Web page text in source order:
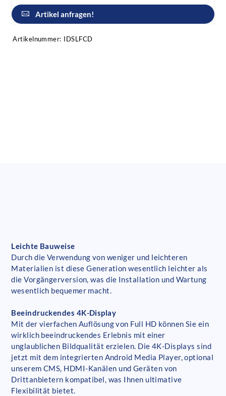
Artikel anfragen!
Artikelnummer: IDSLFCD
Leichte Bauweise
Durch die Verwendung von weniger und leichteren
Materialien ist diese Generation wesentlich leichter als
die Vorgängerversion, was die Installation und Wartung
wesentlich bequemer macht.
Beeindruckendes 4K-Display
Mit der vierfachen Auflösung von Full HD können Sie ein
wirklich beeindruckendes Erlebnis mit einer
unglaublichen Bildqualität erzielen. Die 4K-Displays sind
jetzt mit dem integrierten Android Media Player, optional
unserem CMS, HDMI-Kanälen und Geräten von
Drittanbietern kompatibel, was Ihnen ultimative
Flexibilität bietet.